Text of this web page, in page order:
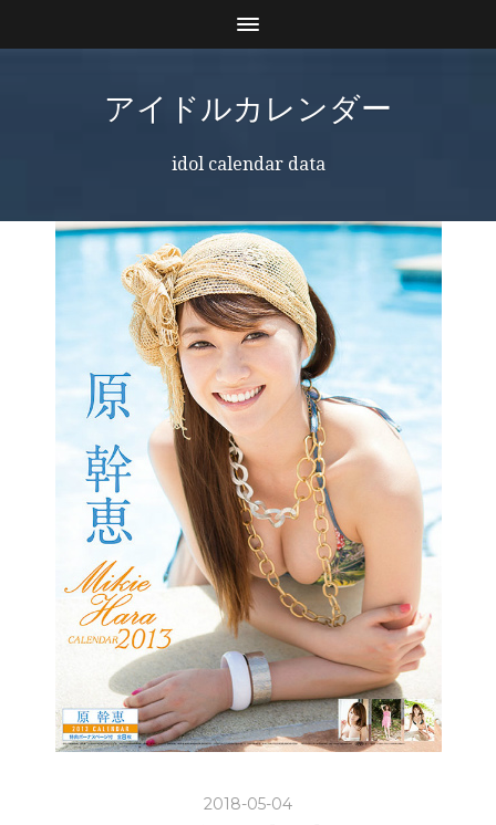
アイドルカレンダー
idol calendar data
2018-05-04